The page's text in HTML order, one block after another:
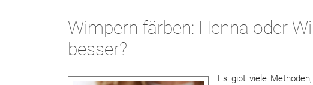
Wimpern färben: Henna oder
besser?
Es gibt viele